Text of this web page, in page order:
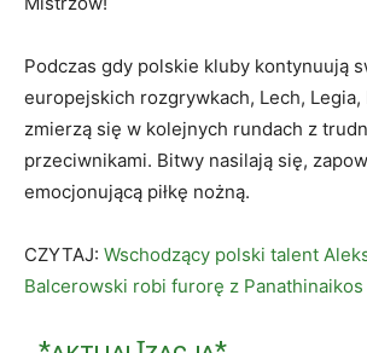
Podczas gdy polskie kluby kontynuują
europejskich rozgrywkach, Lech, Legia,
zmierzą się w kolejnych rundach z
przeciwnikami. Bitwy nasilają się,
emocjonującą piłkę nożną.
CZYTAJ: Wschodzący polski talent
Balcerowski robi furorę z Panathinaikos